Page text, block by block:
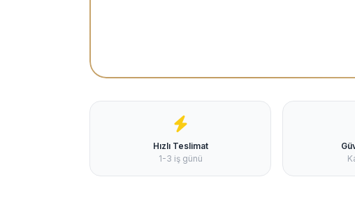
Hızlı Teslimat
1-3 iş günü